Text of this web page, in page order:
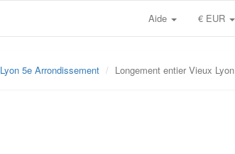
Aide € EUR
Lyon 5e Arrondissement Longement entier Vieux Lyon